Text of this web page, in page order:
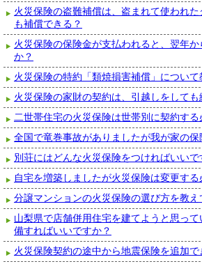
火災保険の盗難補償は、盗まれて使われ
も補償できる？
火災保険の保険金が支払われると、翌年
か？
火災保険の特約「類焼損害補償」について
火災保険の家財の契約は、引越しをしても
二世帯住宅の火災保険は世帯別に契約する
全国で竜巻事故がありましたが我が家の保
別荘にはどんな火災保険をつければいいで
自宅を増築しましたが火災保険は変更する
分譲マンションの火災保険の選び方を教え
山梨県で店舗併用住宅を建てようと思っ
備すればいいですか？
火災保険契約の途中から地震保険を追加で